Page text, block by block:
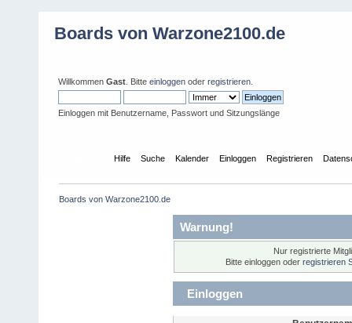
Boards von Warzone2100.de
Willkommen Gast . Bitte einloggen oder registrieren
Einloggen mit Benutzername, Passwort und Sitzungslänge
Hilfe Suche Kalender Einloggen Registrieren
Boards von Warzone2100.de
Warnung!
Nur registrierte
Bitte einloggen oder registrieren
Einloggen